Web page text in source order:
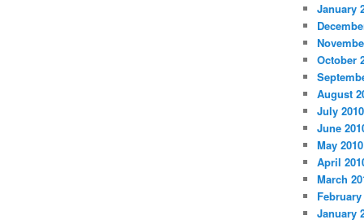
January
October
August
July 2010
June
May 2010
April
March
February
January